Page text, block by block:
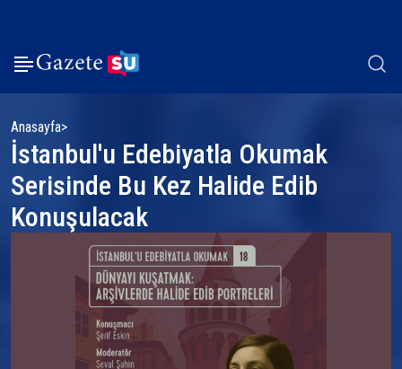
Anasayfa
İstanbul'u Edebiyatla Okumak
Serisinde Bu Kez Halide Edib
Konuşulacak